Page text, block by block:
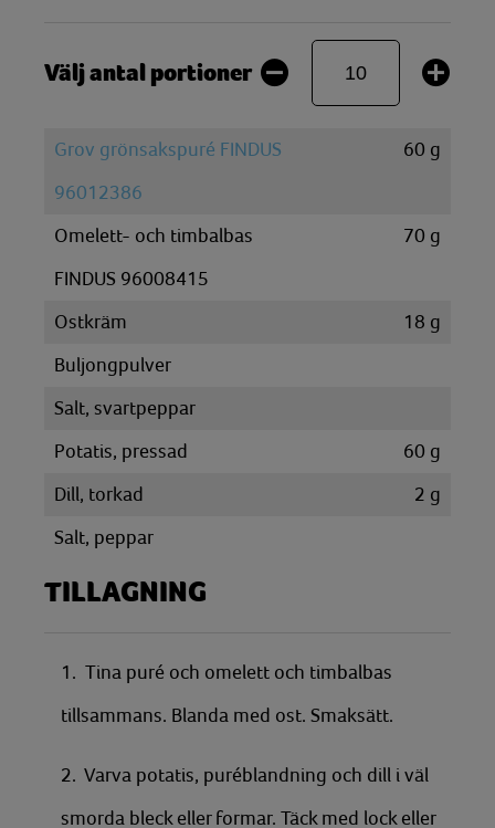
Välj antal portioner
Grov grönsakspuré FINDUS
96012386
60 g
Omelett- och timbalbas
FINDUS 96008415
70 g
Ostkräm 18 g
Buljongpulver
Salt, svartpeppar
Potatis, pressad
60 g
Dill, torkad
2 g
Salt, peppar
TILLAGNING
1. Tina puré och omelett och timbalbas
tillsammans. Blanda med ost. Smaksätt.
2. Varva potatis, puréblandning och dill i väl
smorda bleck eller formar. Täck med lock eller